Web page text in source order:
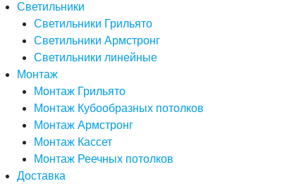
Светильники
Светильники Грильято
Светильники Армстронг
Светильники линейные
Монтаж
Монтаж Грильято
Монтаж Кубообразных потолков
Монтаж Армстронг
Монтаж Кассет
Монтаж Реечных потолков
Доставка